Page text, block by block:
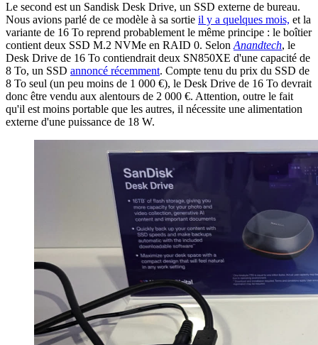
Le second est un Sandisk Desk Drive, un SSD externe de bureau.
Nous avions parlé de ce modèle à sa sortie il y a quelques mois, et la
variante de 16 To reprend probablement le même principe : le boîtier
contient deux SSD M.2 NVMe en RAID 0. SelonAnandtech, le
Desk Drive de 16 To contiendrait deux SN850XE d'une capacité de
8 To, un SSD annoncé récemment. Compte tenu du prix du SSD de
8 To seul (un peu moins de 1 000 €), le Desk Drive de 16 To devrait
donc être vendu aux alentours de 2 000 €. Attention, outre le fait
qu'il est moins portable que les autres, il nécessite une alimentation
externe d'une puissance de 18 W.